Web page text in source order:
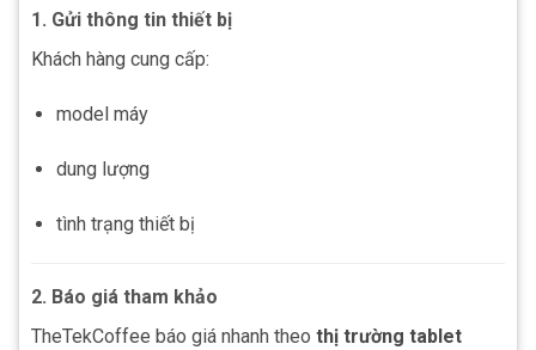
1. Gửi thông tin thiết bị
Khách hàng cung cấp:
model máy
dung lượng
tình trạng thiết bị
2. Báo giá tham khảo
TheTekCoffee báo giá nhanh theo thị trường tablet